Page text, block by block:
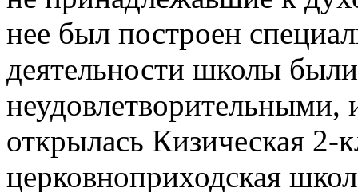
нее был построен
деятельности школы
неудовлетворительными,
открылась Кизическая 2-
церковноприходская